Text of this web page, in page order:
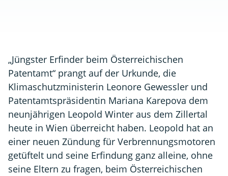
„Jüngster Erfinder beim Österreichischen
Patentamt“ prangt auf der Urkunde, die
Klimaschutzministerin Leonore Gewessler und
Patentamtspräsidentin Mariana Karepova dem
neunjährigen Leopold Winter aus dem Zillertal
heute in Wien überreicht haben. Leopold hat an
einer neuen Zündung für Verbrennungsmotoren
getüftelt und seine Erfindung ganz alleine, ohne
seine Eltern zu fragen, beim Österreichischen